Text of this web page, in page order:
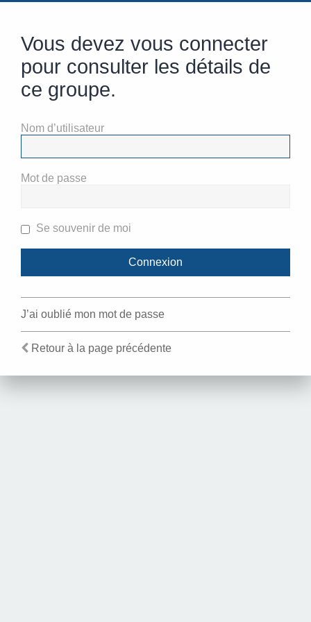
Vous devez vous connecter
pour consulter les détails de
ce groupe.
Nom d’utilisateur
Mot de passe
Se souvenir de moi
J’ai oublié mon mot de passe
Retour à la page précédente